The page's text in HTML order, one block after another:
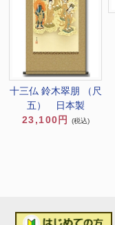
十三仏 鈴木翠朋 （尺
五） 日本製
23,100円
(税込)